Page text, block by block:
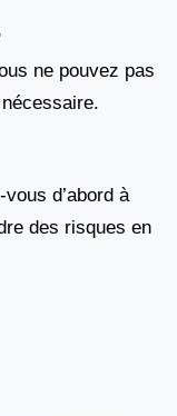
ne pouvez pas
d’abord à
des risques en